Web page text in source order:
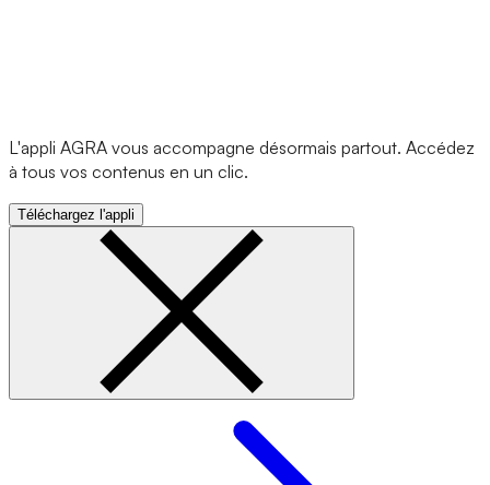
L'appli AGRA vous accompagne désormais partout. Accédez
à tous vos contenus en un clic.
Téléchargez l'appli